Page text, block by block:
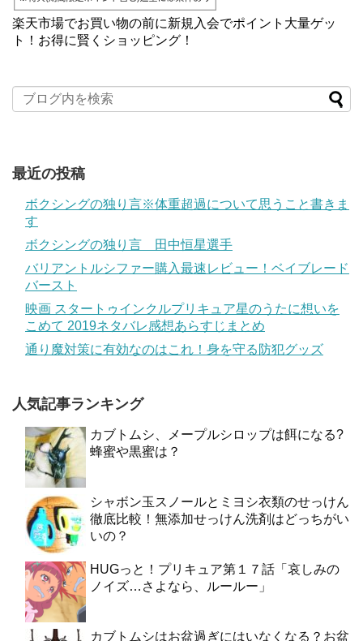
楽天市場でお買い物の前に新規入会でポイント大量ゲッ
ト！お得に賢くショッピング！
最近の投稿
ボクシングの独り言※体重超過について思うこと書きま
す
ボクシングの独り言 田中恒星選手
バリアントルシファー購入最速レビュー！ベイブレード
バースト
映画 スタートゥインクルプリキュア星のうたに想いを
こめて 2019ネタバレ感想あらすじまとめ
通り魔対策に有効なのはこれ！身を守る防犯グッズ
人気記事ランキング
カブトムシ、メープルシロップは餌になる?
蜂蜜や黒蜜は？
シャボン玉スノールとミヨシ衣類のせっけん
徹底比較！無添加せっけん洗剤はどっちがい
いの？
HUGっと！プリキュア第１７話「哀しみの
ノイズ…さよなら、ルールー」
カブトムシはお盆過ぎにはいなくなる？お盆